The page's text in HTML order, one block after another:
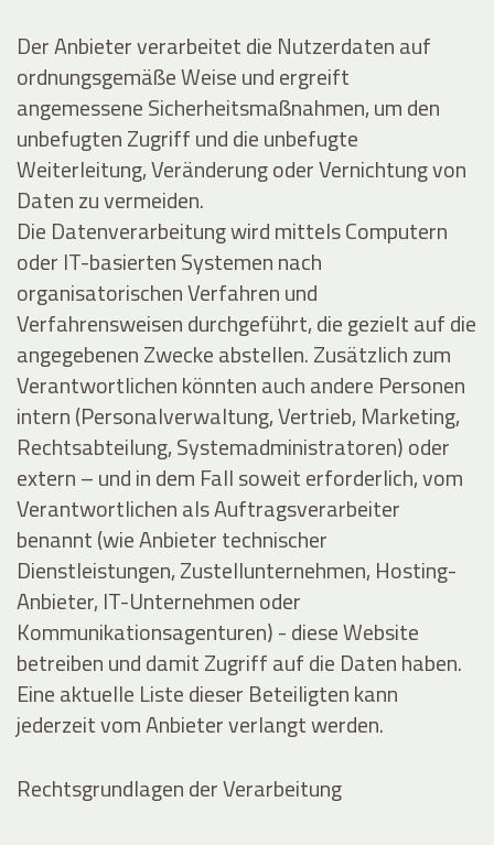
Der Anbieter verarbeitet die Nutzerdaten auf
ordnungsgemäße Weise und ergreift
angemessene Sicherheitsmaßnahmen, um den
unbefugten Zugriff und die unbefugte
Weiterleitung, Veränderung oder Vernichtung von
Daten zu vermeiden.
Die Datenverarbeitung wird mittels Computern
oder IT-basierten Systemen nach
organisatorischen Verfahren und
Verfahrensweisen durchgeführt, die gezielt auf die
angegebenen Zwecke abstellen. Zusätzlich zum
Verantwortlichen könnten auch andere Personen
intern (Personalverwaltung, Vertrieb, Marketing,
Rechtsabteilung, Systemadministratoren) oder
extern – und in dem Fall soweit erforderlich, vom
Verantwortlichen als Auftragsverarbeiter
benannt (wie Anbieter technischer
Dienstleistungen, Zustellunternehmen, Hosting-
Anbieter, IT-Unternehmen oder
Kommunikationsagenturen) - diese Website
betreiben und damit Zugriff auf die Daten haben.
Eine aktuelle Liste dieser Beteiligten kann
jederzeit vom Anbieter verlangt werden.
Rechtsgrundlagen der Verarbeitung